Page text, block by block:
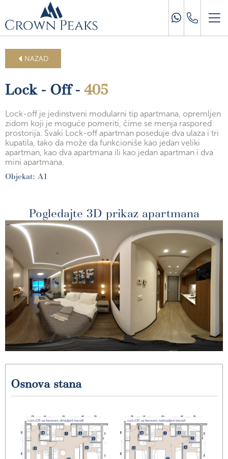
NAZAD
Lock - Off - 405
Lock-off je jedinstveni modularni tip apartmana, opremljen
zidom koji je moguće pomeriti, čime se menja raspored
prostorija. Svaki Lock-off apartman poseduje dva ulaza i tri
kupatila, tako da može da funkcioniše kao jedan veliki
apartman, kao dva apartmana ili kao jedan apartman i dva
mini apartmana.
Objekat: A1
Pogledajte 3D prikaz apartmana
Osnova stana